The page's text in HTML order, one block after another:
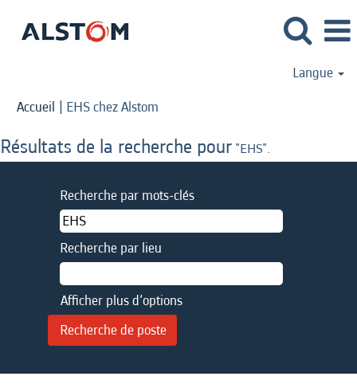
Langue
Accueil | EHS chez Alstom
Résultats de la recherche pour "EHS".
Recherche par mots-clés
Recherche par lieu
Afficher plus d’options